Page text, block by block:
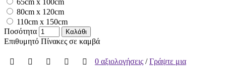
65cm x 100cm
80cm x 120cm
110cm x 150cm
Ποσότητα
Καλάθι
Επιθυμητό Πίνακες σε καμβά
0 αξιολογήσεις /Γράψτε μια